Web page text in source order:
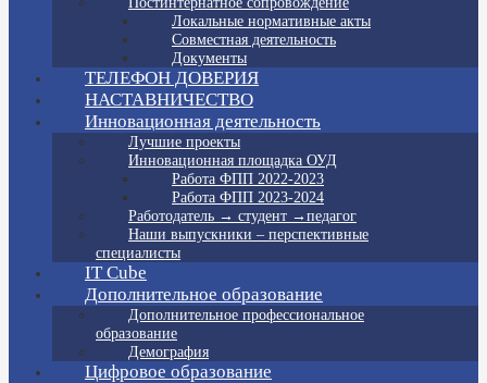
Локальные нормативные акты
Совместная деятельность
Документы
ТЕЛЕФОН ДОВЕРИЯ
НАСТАВНИЧЕСТВО
Инновационная деятельность
Лучшие проекты
Инновационная площадка ОУД
Работа ФПП 2022-2023
Работа ФПП 2023-2024
Работодатель → студент →педагог
Наши выпускники – перспективные
специалисты
IT Cube
Дополнительное образование
Дополнительное профессиональное
образование
Демография
Цифровое образование